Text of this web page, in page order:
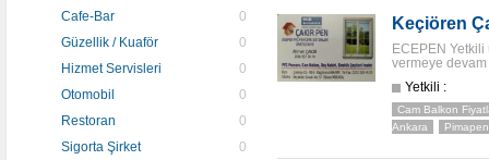
Cafe-Bar
0
Güzellik / Kuaför
0
Hizmet Servisleri
0
Otomobil
0
Restoran
0
Sigorta Şirket
0
Keçiören
ECEPEN Yetkili
vermeye
Yetkili :
Cam Balkon
Ankara